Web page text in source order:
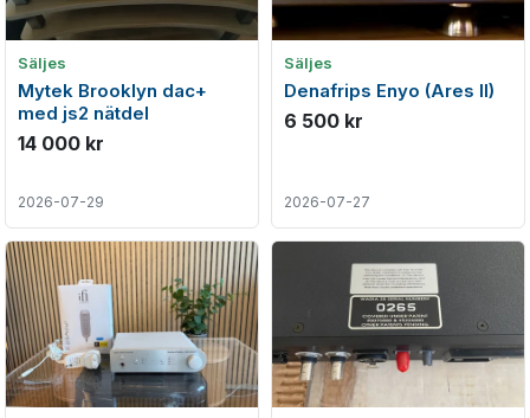
Säljes
Mytek Brooklyn dac+
med js2 nätdel
14 000 kr
2026-07-29
Säljes
Denafrips Enyo (Ares II)
6 500 kr
2026-07-27